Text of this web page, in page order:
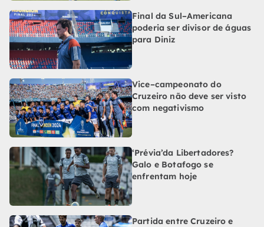
Final da Sul–Americana
poderia ser divisor de águas
para Diniz
Vice–campeonato do
Cruzeiro não deve ser visto
com negativismo
‘Prévia’da Libertadores?
Galo e Botafogo se
enfrentam hoje
Partida entre Cruzeiro e